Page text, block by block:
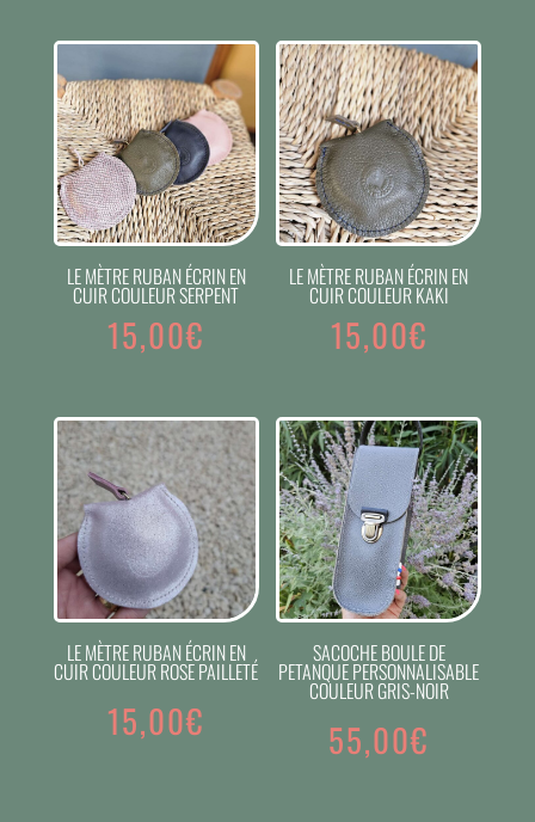
LE MÈTRE RUBAN ÉCRIN EN
CUIR COULEUR SERPENT
15,00€
LE MÈTRE RUBAN ÉCRIN EN
CUIR COULEUR KAKI
15,00€
LE MÈTRE RUBAN ÉCRIN EN
CUIR COULEUR ROSE PAILLETÉ
15,00€
SACOCHE BOULE DE
PETANQUE PERSONNALISABLE
COULEUR GRIS-NOIR
55,00€